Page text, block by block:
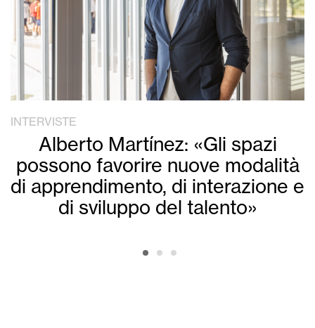
INTERVISTE
Alberto Martínez: «Gli spazi
possono favorire nuove modalità
di apprendimento, di interazione e
di sviluppo del talento»